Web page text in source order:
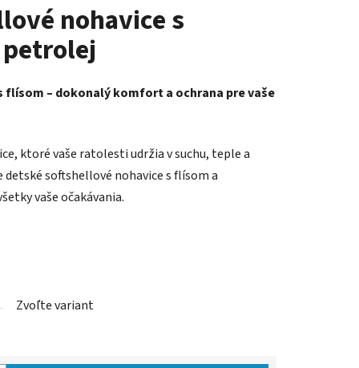
nohavice s
– dokonalý komfort a ochrana pre vaše
ktoré vaše ratolesti udržia v suchu, teple a
detské softshellové nohavice s flísom a
vaše očakávania.
Zvoľte variant